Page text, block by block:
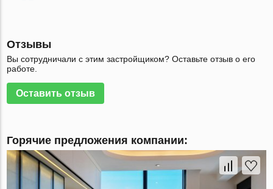
Отзывы
Вы сотрудничали с этим застройщиком? Оставьте отзыв о его
работе.
Оставить отзыв
Горячие предложения компании: